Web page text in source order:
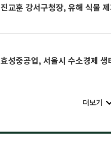
진교훈 강서구청장, 유해 식물
효성중공업, 서울시 수소경제 생
더보기